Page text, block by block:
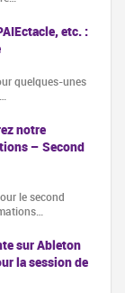
etc. :
quelques-unes
notre
– Second
le second
sur Ableton
la session de